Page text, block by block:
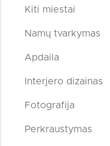
Kiti miestai
Namų tvarkymas
Apdaila
Interjero dizainas
Fotografija
Perkraustymas